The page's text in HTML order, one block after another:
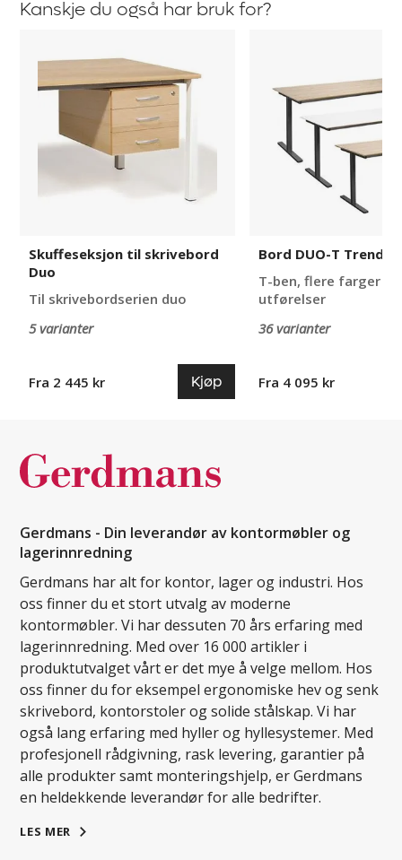
Kanskje du også har bruk for?
skrivebord
Skuffeseksjon til skrivebord
Duo
Til skrivebordserien duo
5 varianter
Fra 2 445 kr Kjøp
Trend
Bord DUO-T Trend
T-ben, flere farger og
utførelser
36 varianter
Fra 4 095 kr
Gerdmans - Din leverandør av kontormøbler og
lagerinnredning
Gerdmans har alt for kontor, lager og industri. Hos
oss finner du et stort utvalg av moderne
kontormøbler. Vi har dessuten 70 års erfaring med
lagerinnredning. Med over 16 000 artikler i
produktutvalget vårt er det mye å velge mellom. Hos
oss finner du for eksempel ergonomiske hev og senk
skrivebord, kontorstoler og solide stålskap. Vi har
også lang erfaring med hyller og hyllesystemer. Med
profesjonell rådgivning, rask levering, garantier på
alle produkter samt monteringshjelp, er Gerdmans
en heldekkende leverandør for alle bedrifter.
LES MER